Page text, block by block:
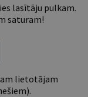
lasītāju pulkam.
saturam!
lietotājam